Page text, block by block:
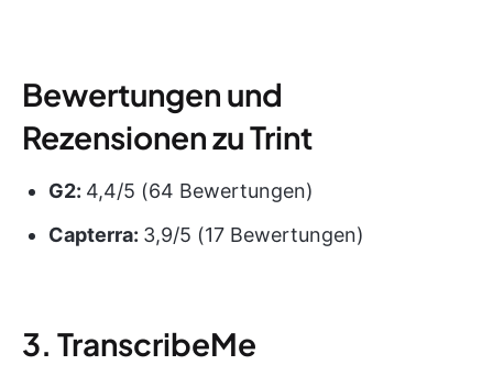
Bewertungen und
Rezensionen zu Trint
G2: 4,4/5 (64 Bewertungen)
Capterra: 3,9/5 (17 Bewertungen)
3. TranscribeMe